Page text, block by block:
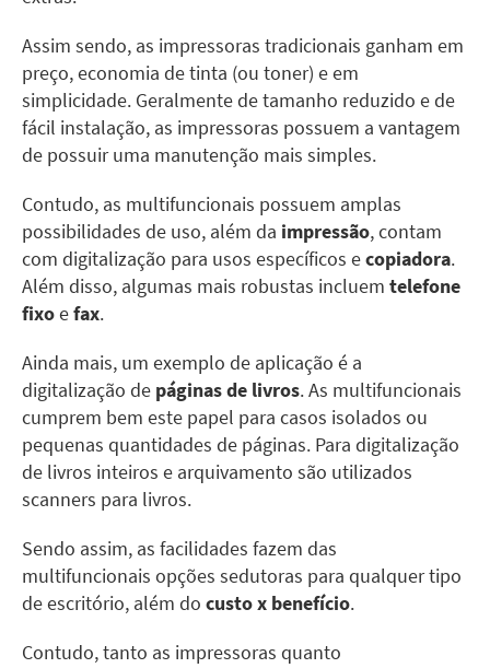
Assim sendo, as impressoras tradicionais ganham em
preço, economia de tinta (ou toner) e em
simplicidade. Geralmente de tamanho reduzido e de
fácil instalação, as impressoras possuem a vantagem
de possuir uma manutenção mais simples.
Contudo, as multifuncionais possuem amplas
possibilidades de uso, além da impressão, contam
com digitalização para usos específicos ecopiadora.
Além disso, algumas mais robustas incluem telefone
fixoefax.
Ainda mais, um exemplo de aplicação é a
digitalização de páginas de livros. As multifuncionais
cumprem bem este papel para casos isolados ou
pequenas quantidades de páginas. Para digitalização
de livros inteiros e arquivamento são utilizados
scanners para livros.
Sendo assim, as facilidades fazem das
multifuncionais opções sedutoras para qualquer tipo
de escritório, além do custo x benefício.
Contudo, tanto as impressoras quanto